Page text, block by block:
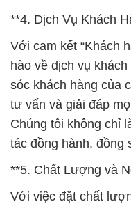
**4. Dịch Vụ Khách
Với cam kết “Khách
hào về dịch vụ
sóc khách hàng của
tư vấn và giải đáp
Chúng tôi không chỉ
tác đồng hành, đồng
**5. Chất Lượng và
Với việc đặt chất